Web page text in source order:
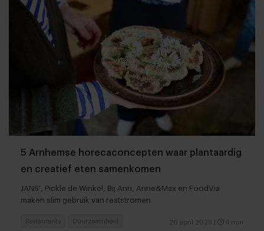
5 Arnhemse horecaconcepten waar plantaardig
en creatief eten samenkomen
JANS', Pickle de Winkel, Bij Ann, Anne&Max en FoodVia
maken slim gebruik van reststromen
26 april 2025 4 min
Restaurants Duurzaamheid